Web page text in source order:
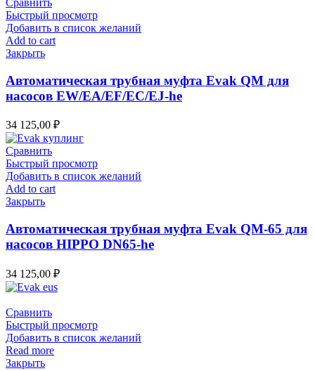
Сравнить
Быстрый просмотр
Добавить в список желаний
Add to cart
Закрыть
Автоматическая трубная муфта Evak QM для
насосов EW/EA/EF/EC/EJ-he
34 125,00 ₽
Сравнить
Быстрый просмотр
Добавить в список желаний
Add to cart
Закрыть
Автоматическая трубная муфта Evak QM-65 для
насосов HIPPO DN65-he
34 125,00 ₽
Сравнить
Быстрый просмотр
Добавить в список желаний
Read more
Закрыть